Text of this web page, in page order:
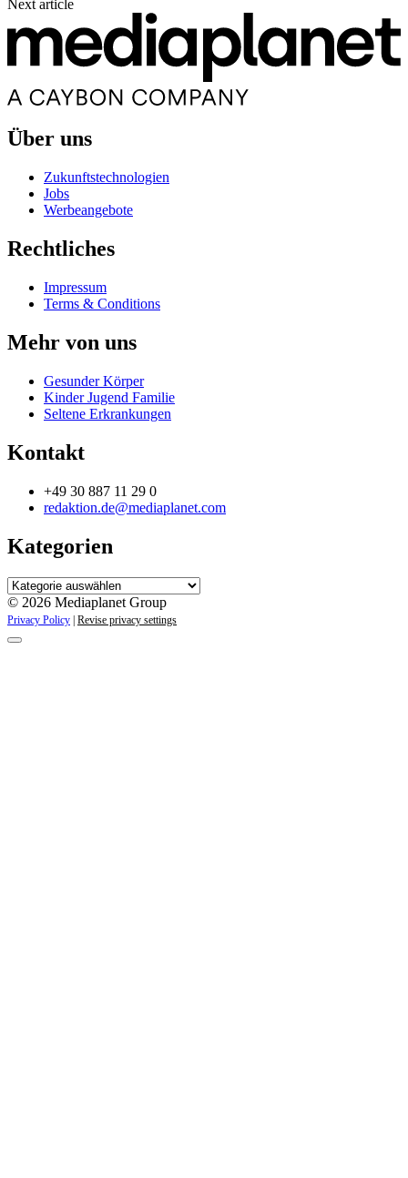
Next article
Über uns
Zukunftstechnologien
Jobs
Werbeangebote
Rechtliches
Impressum
Terms & Conditions
Mehr von uns
Gesunder Körper
Kinder Jugend Familie
Seltene Erkrankungen
Kontakt
+49 30 887 11 29 0
redaktion.de@mediaplanet.com
Kategorien
Kategorien
© 2026 Mediaplanet Group
Privacy Policy | Revise privacy settings